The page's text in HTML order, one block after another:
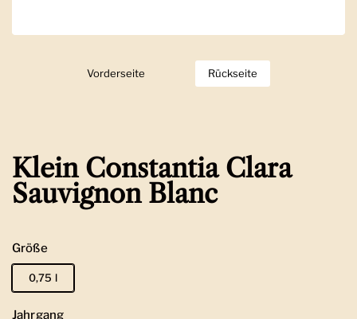
Zeige Folie 1
Vorderseite Zeige Folie 2
Rückseite
Klein Constantia Clara
Sauvignon Blanc
Größe
0,75 l
Jahrgang